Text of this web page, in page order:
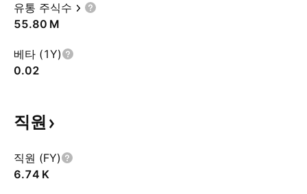
유통 주식수
‪55.80 M‬
베타 (1Y)
0.02
직원
직원 (FY)
‪6.74 K‬